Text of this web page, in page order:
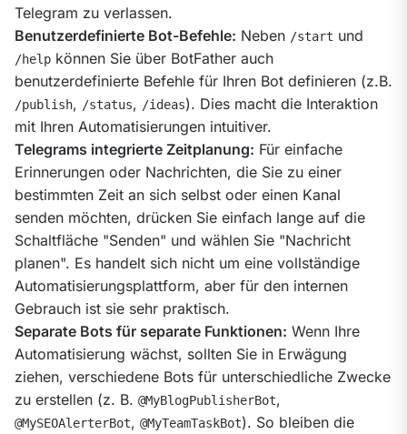
Benutzerdefinierte Bot-Befehle: Neben /start
/help können Sie über BotFather auch
/publish, /status, /ideas). Dies macht die Interaktion
Telegrams integrierte Zeitplanung: Für einfache
Erinnerungen oder Nachrichten, die Sie zu einer
bestimmten Zeit an sich selbst oder einen Kanal
senden möchten, drücken Sie einfach lange auf die
Schaltfläche "Senden" und wählen Sie "Nachricht
planen". Es handelt sich nicht um eine vollständige
Automatisierungsplattform, aber für den internen
Separate Bots für separate Funktionen: Wenn Ihre
Automatisierung wächst, sollten Sie in Erwägung
ziehen, verschiedene Bots für unterschiedliche Zwecke
zu erstellen (z. B. @MyBlogPublisherBot
@MySEOAlerterBot, @MyTeamTaskBot). So bleiben die